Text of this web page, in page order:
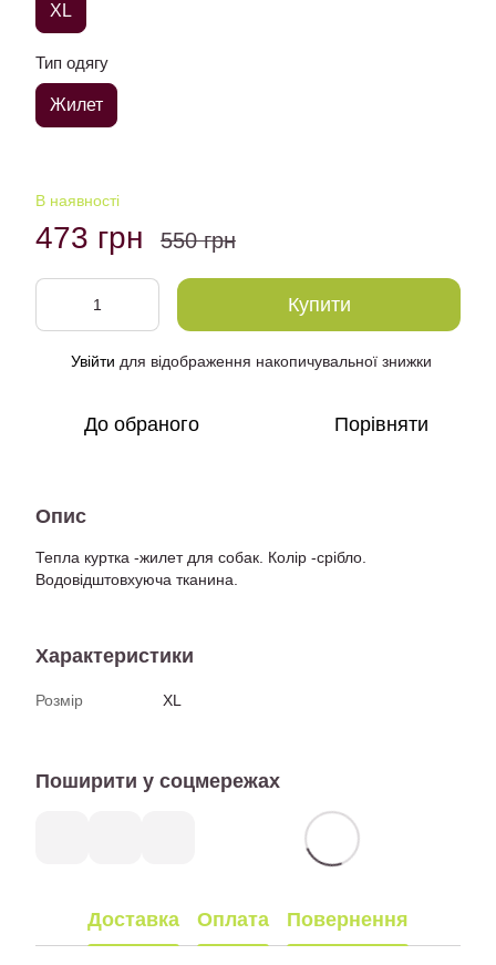
XL
Тип одягу
Жилет
В наявності
473 грн 550 грн
Купити
Увійти для відображення накопичувальної знижки
До обраного Порівняти
Опис
Тепла куртка -жилет для собак. Колір -срібло.
Водовідштовхуюча тканина.
Характеристики
Розмір XL
Поширити у соцмережах
Доставка Оплата Повернення